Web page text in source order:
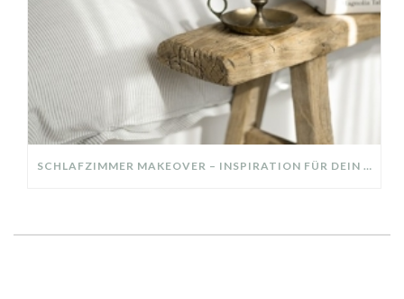
SCHLAFZIMMER MAKEOVER – INSPIRATION FÜR DEIN SCHLAFZIMMER: AUS ALT MACH NEU – HELL, GEMÜTLICH UND EINLADEND